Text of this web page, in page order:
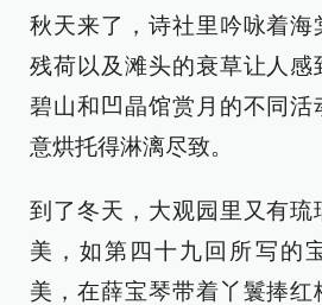
秋天来了，诗社里吟咏着海
残荷以及滩头的衰草让人感
碧山和凹晶馆赏月的不同活
意烘托得淋漓尽致。
到了冬天，大观园里又有琉
美，如第四十九回所写的
美，在薛宝琴带着丫鬟捧红